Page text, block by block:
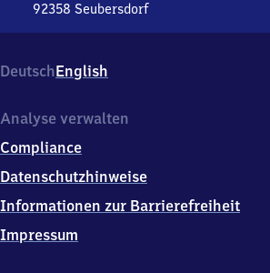
92358 Seubersdorf
22,
9
3
8
Seubersdorf
DeutschEnglish
Analyse verwalten
Compliance
Datenschutzhinweise
Informationen zur Barrierefreiheit
Impressum